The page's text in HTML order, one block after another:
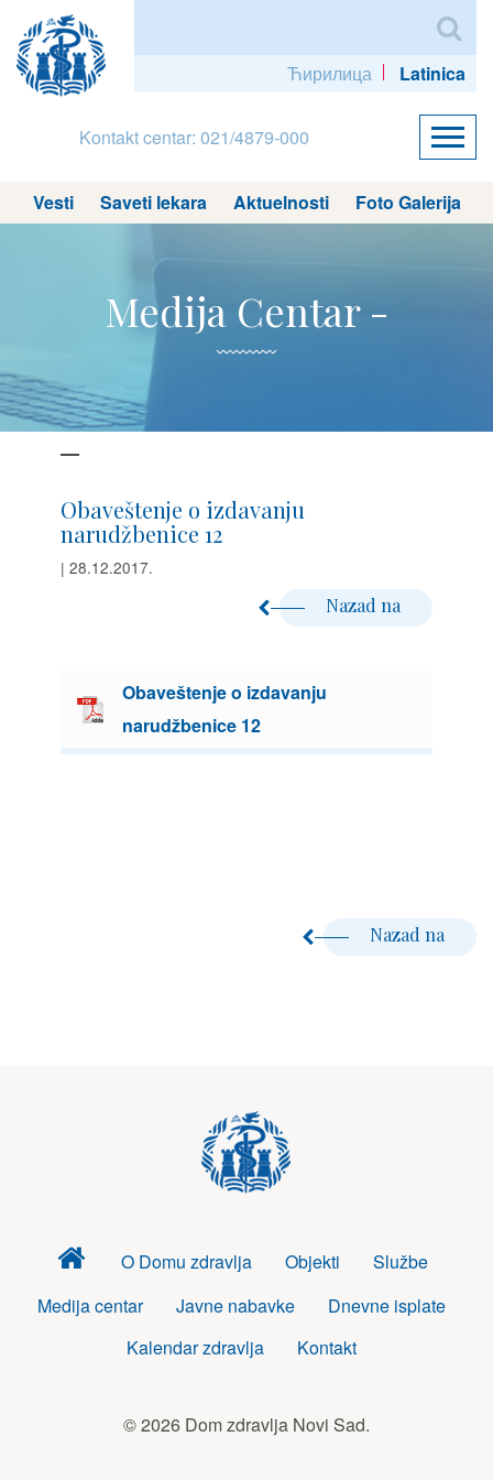
Ћирилица Latinica
Kontakt centar: 021/4879-000
Vesti Saveti lekara Aktuelnosti Foto Galerija
Medija Centar -
Obaveštenje o izdavanju
narudžbenice 12
| 28.12.2017.
Nazad na
Obaveštenje o izdavanju
narudžbenice 12
Nazad na
Dom
zdravlja
O Domu zdravlja Objekti
Službe
Medija centar
Javne nabavke
Dnevne isplate
Kalendar zdravlja
Kontakt
© 2026 Dom zdravlja Novi Sad.